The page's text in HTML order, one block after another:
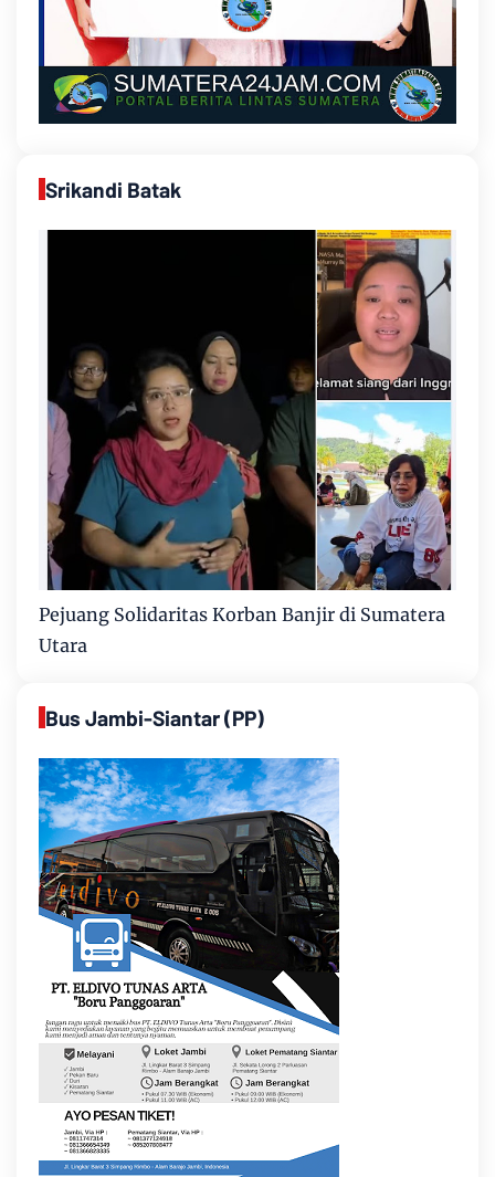
Srikandi Batak
Pejuang Solidaritas Korban Banjir di Sumatera
Utara
Bus Jambi-Siantar (PP)